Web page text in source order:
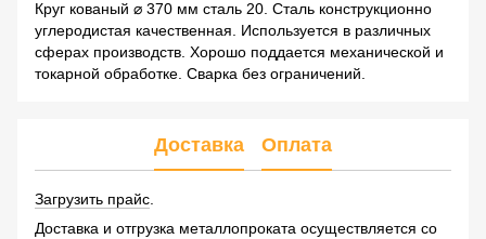
Круг кованый ⌀ 370 мм сталь 20. Сталь конструкционно
углеродистая качественная. Используется в различных
сферах производств. Хорошо поддается механической и
токарной обработке. Сварка без ограничений.
Доставка Оплата
Загрузить прайс
Доставка и отгрузка металлопроката осуществляется со